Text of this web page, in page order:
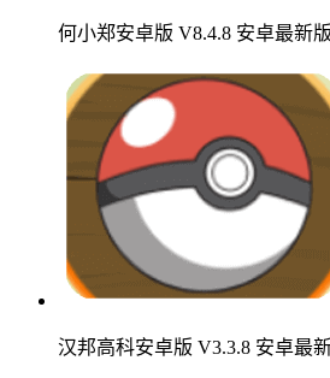
何小郑安卓版 V8.4.8 安卓最新版
汉邦高科安卓版 V3.3.8 安卓最